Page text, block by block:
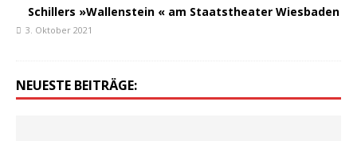
Schillers »Wallenstein « am Staatstheater Wiesbaden
3. Oktober 2021
NEUESTE BEITRÄGE: